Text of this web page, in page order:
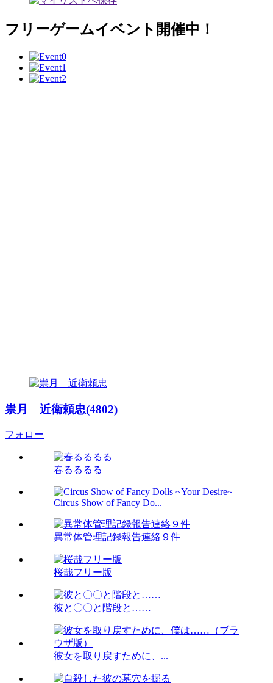
フリーゲームイベント開催中！
祟月 近衛頼忠(4802)
フォロー
春るるるる
Circus Show of Fancy Do...
異常体管理記録報告連絡９件
桜哉フリー版
彼と〇〇と階段と……
彼女を取り戻すために、...